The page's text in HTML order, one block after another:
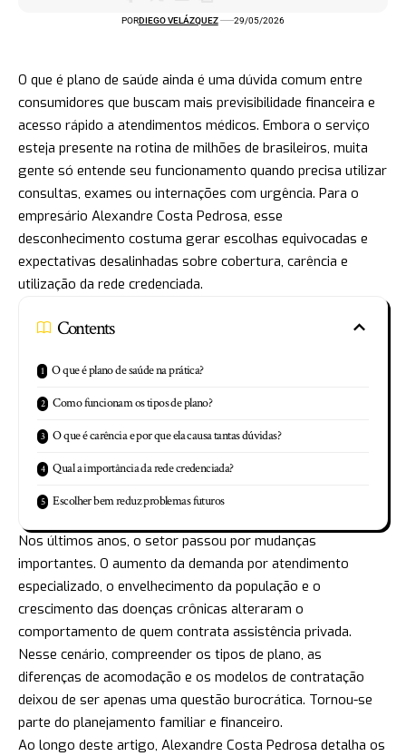
PORDIEGO VELÁZQUEZ 29/05/2026
O que é plano de saúde ainda é uma dúvida comum entre
consumidores que buscam mais previsibilidade financeira e
acesso rápido a atendimentos médicos. Embora o serviço
esteja presente na rotina de milhões de brasileiros, muita
gente só entende seu funcionamento quando precisa utilizar
consultas, exames ou internações com urgência. Para o
empresário Alexandre Costa Pedrosa, esse
desconhecimento costuma gerar escolhas equivocadas e
expectativas desalinhadas sobre cobertura, carência e
utilização da rede credenciada.
Contents
O que é plano de saúde na prática?
Como funcionam os tipos de plano?
O que é carência e por que ela causa tantas dúvidas?
Qual a importância da rede credenciada?
Escolher bem reduz problemas futuros
Nos últimos anos, o setor passou por mudanças
importantes. O aumento da demanda por atendimento
especializado, o envelhecimento da população e o
crescimento das doenças crônicas alteraram o
comportamento de quem contrata assistência privada.
Nesse cenário, compreender os tipos de plano, as
diferenças de acomodação e os modelos de contratação
deixou de ser apenas uma questão burocrática. Tornou-se
parte do planejamento familiar e financeiro.
Ao longo deste artigo, Alexandre Costa Pedrosa detalha os